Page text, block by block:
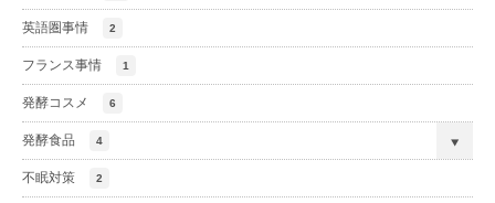
英語圏事情 2
フランス事情 1
発酵コスメ 6
発酵食品 4
不眠対策 2